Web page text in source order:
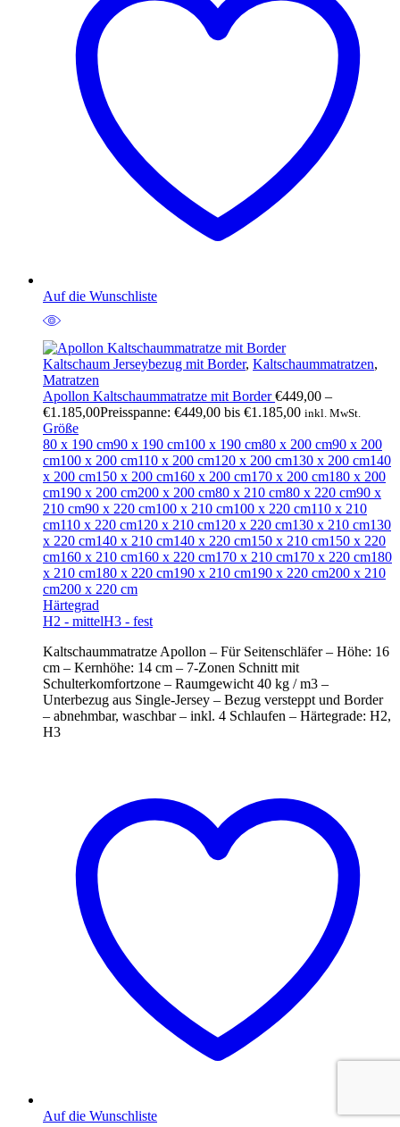
Auf die Wunschliste
Kaltschaum Jerseybezug mit Border, Kaltschaummatratzen,
Matratzen
Apollon Kaltschaummatratze mit Border€449,00 –
€1.185,00Preisspanne: €449,00 bis €1.185,00 inkl. MwSt.
Größe
80 x 190 cm90 x 190 cm100 x 190 cm80 x 200 cm90 x 200
cm100 x 200 cm110 x 200 cm120 x 200 cm130 x 200 cm140
x 200 cm150 x 200 cm160 x 200 cm170 x 200 cm180 x 200
cm190 x 200 cm200 x 200 cm80 x 210 cm80 x 220 cm90 x
210 cm90 x 220 cm100 x 210 cm100 x 220 cm110 x 210
cm110 x 220 cm120 x 210 cm120 x 220 cm130 x 210 cm130
x 220 cm140 x 210 cm140 x 220 cm150 x 210 cm150 x 220
cm160 x 210 cm160 x 220 cm170 x 210 cm170 x 220 cm180
x 210 cm180 x 220 cm190 x 210 cm190 x 220 cm200 x 210
cm200 x 220 cm
Härtegrad
H2 - mittelH3 - fest
Kaltschaummatratze Apollon – Für Seitenschläfer – Höhe: 16
cm – Kernhöhe: 14 cm – 7-Zonen Schnitt mit
Schulterkomfortzone – Raumgewicht 40 kg / m3 –
Unterbezug aus Single-Jersey – Bezug versteppt und Border
– abnehmbar, waschbar – inkl. 4 Schlaufen – Härtegrade: H2,
H3
Auf die Wunschliste